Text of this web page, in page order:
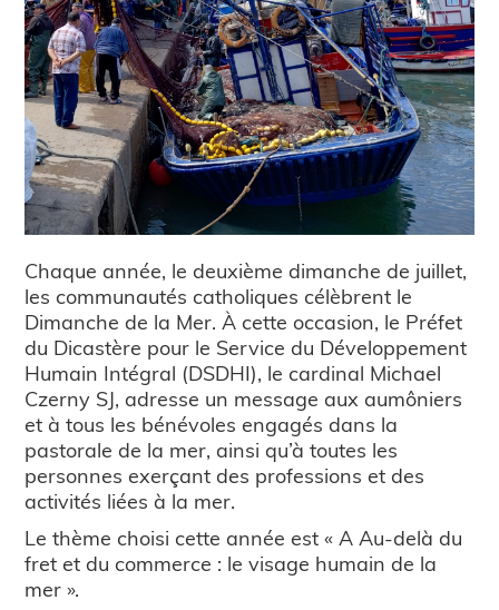
Chaque année, le deuxième dimanche de juillet,
les communautés catholiques célèbrent le
Dimanche de la Mer. À cette occasion, le Préfet
du Dicastère pour le Service du Développement
Humain Intégral (DSDHI), le cardinal Michael
Czerny SJ, adresse un message aux aumôniers
et à tous les bénévoles engagés dans la
pastorale de la mer, ainsi qu’à toutes les
personnes exerçant des professions et des
activités liées à la mer.
Le thème choisi cette année est « A Au-delà du
fret et du commerce : le visage humain de la
mer ».